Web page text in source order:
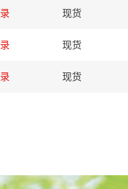
现货
现货
现货